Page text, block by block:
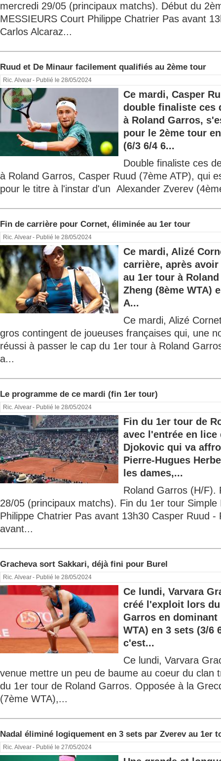
mercredi 29/05 (principaux matchs). Début du
MESSIEURS Court Philippe Chatrier Pas avant
Carlos Alcaraz...
Ruud et De Minaur facilement qualifiés au 2ème tour
Ric. Alvear- Publié le 28/05/2024
Ce mardi, Casper
double finaliste ces
à Roland Garros,
pour le 2ème tour
(6/3 6/4 6...
Double finaliste ces
à Roland Garros, Casper Ruud (7ème ATP), qui
pour le titre à l'instar d'un Alexander Zverev
Fin de carrière pour Cornet, éliminée au 1er tour
Ric. Alvear- Publié le 28/05/2024
Ce mardi, Alizé
carrière, après
au 1er tour à
Zheng (8ème WTA)
A...
Ce mardi, Alizé
gros contingent de joueuses françaises qui, une
réussi à passer le cap du 1er tour à Roland
a...
Le programme de ce mardi (fin 1er tour)
Ric. Alvear- Publié le 28/05/2024
Fin du 1er tour de
avec l'entrée en lice
Djokovic qui va
Pierre-Hugues
les dames,...
Roland Garros (H/F).
28/05 (principaux matchs). Fin du 1er tour Simple
Philippe Chatrier Pas avant 13h30 Casper Ruud -
avant...
Gracheva sort Sakkari, déjà fini pour Burel
Ric. Alvear- Publié le 28/05/2024
Ce lundi, Varvara
créé l'exploit lors
Garros en dominant
WTA) en 3 sets (3/6
c'est...
Ce lundi, Varvara
venue mettre un peu de baume au coeur du clan
du 1er tour de Roland Garros. Opposée à la
(7ème WTA),...
Nadal éliminé logiquement en 3 sets par Zverev au 1er
Ric. Alvear- Publié le 27/05/2024